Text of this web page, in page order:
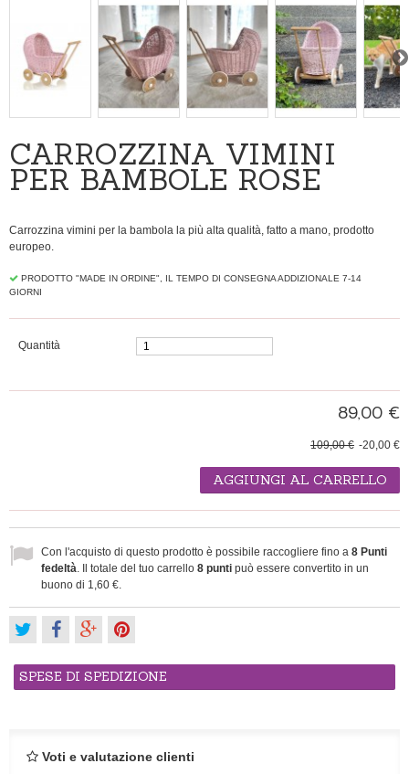
CARROZZINA VIMINI
PER BAMBOLE ROSE
Carrozzina vimini per la bambola la più alta qualità, fatto a mano, prodotto
europeo.
PRODOTTO "MADE IN ORDINE", IL TEMPO DI CONSEGNA ADDIZIONALE 7-14
GIORNI
Quantità
89,00 €
-20,00 €
109,00 €
AGGIUNGI AL CARRELLO
Con l'acquisto di questo prodotto è possibile raccogliere fino a 8 Punti
fedeltà . Il totale del tuo carrello 8 punti può essere convertito in un
buono di 1,60 €
SPESE DI SPEDIZIONE
Voti e valutazione clienti